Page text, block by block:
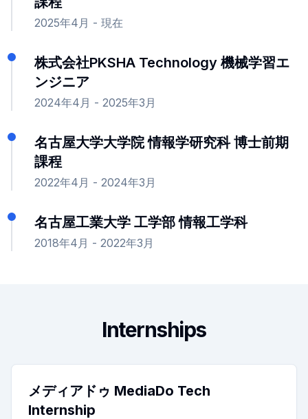
2025年4月 - 現在
株式会社PKSHA Technology 機械学習エ
ンジニア
2024年4月 - 2025年3月
名古屋大学大学院 情報学研究科 博士前期
課程
2022年4月 - 2024年3月
名古屋工業大学 工学部 情報工学科
2018年4月 - 2022年3月
Internships
メディアドゥ MediaDo Tech
Internship